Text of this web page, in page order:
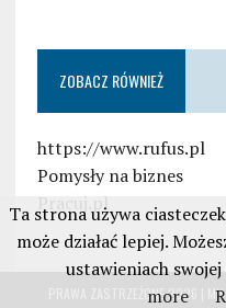
ZOBACZ RÓWNIEŻ
https://www.rufus.pl
Pomysły na biznes
Pracuj.pl
PRAWA ZASTRZEŻONE 2026 |
Ta strona używa
może działać lepiej.
ustawieniach
more